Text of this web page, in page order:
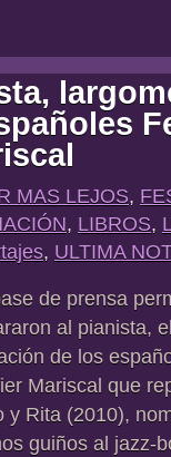
MAS LEJOS,
, LIBROS,
, ULTIMA
de prensa
al pianista,
de los
Mariscal que
y Rita (2010),
guiños al jazz-